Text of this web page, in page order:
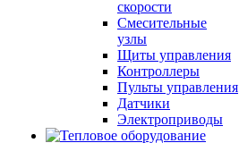
скорости
Смесительные
узлы
Щиты управления
Контроллеры
Пульты управления
Датчики
Электроприводы